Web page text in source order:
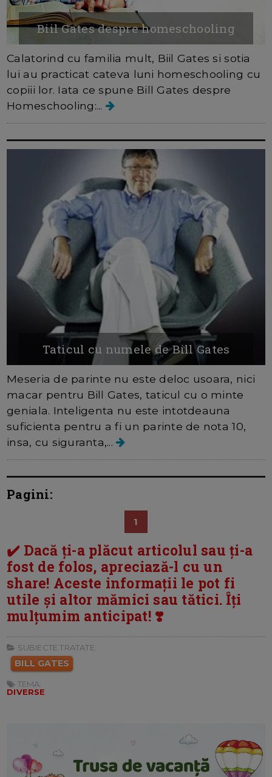
Biil Gates despre homeschooling
Calatorind cu familia mult, Biil Gates si sotia
lui au practicat cateva luni homeschooling cu
copiii lor. Iata ce spune Bill Gates despre
Homeschooling:...
Taticul cu numele de Bill Gates
Meseria de parinte nu este deloc usoara, nici
macar pentru Bill Gates, taticul cu o minte
geniala. Inteligenta nu este intotdeauna
suficienta pentru a fi un parinte de nota 10,
insa, cu siguranta,...
Pagini:
1
✔️ Dacă ți-a plăcut articolul sau ți-a
fost de folos, apreciază-l cu un
share! Aceste informații le pot fi
utile și altor mămici sau tătici. Îți
mulțumim anticipat! ❣️
SUBIECTE TRATATE:
BILL GATES
TEMA:
DIVERSE